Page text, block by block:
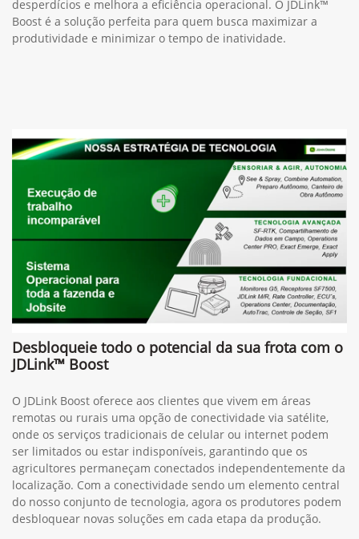
desperdícios e melhora a eficiência operacional. O JDLink™
Boost é a solução perfeita para quem busca maximizar a
produtividade e minimizar o tempo de inatividade.
Desbloqueie todo o potencial da sua frota com o
JDLink™ Boost
O JDLink Boost oferece aos clientes que vivem em áreas
remotas ou rurais uma opção de conectividade via satélite,
onde os serviços tradicionais de celular ou internet podem
ser limitados ou estar indisponíveis, garantindo que os
agricultores permaneçam conectados independentemente da
localização. Com a conectividade sendo um elemento central
do nosso conjunto de tecnologia, agora os produtores podem
desbloquear novas soluções em cada etapa da produção.